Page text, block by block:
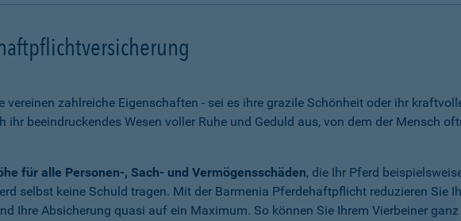
zahlreiche Eigenschaften - sei es ihre grazile Schönheit oder ihr
beeindruckendes Wesen voller Ruhe und Geduld aus, von dem der Mensch
für alle Personen-, Sach- und Vermögensschäden, die Ihr Pferd
selbst keine Schuld tragen. Mit der Barmenia Pferdehaftpflicht reduzieren Sie
Ihre Absicherung quasi auf ein Maximum. So können Sie Ihrem Vierbeiner